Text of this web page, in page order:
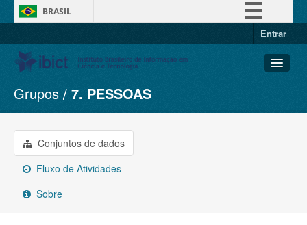
BRASIL
Entrar
Conjuntos de dados
Organizações
Grupos
Sobre
Grupos 7. PESSOAS
Conjuntos de dados
Fluxo de Atividades
Sobre